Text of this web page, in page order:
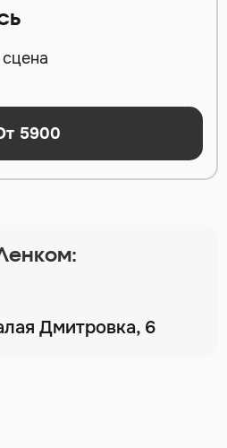
5900
Дмитровка, 6